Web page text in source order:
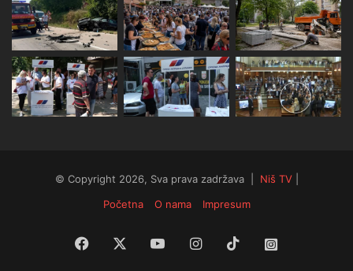
© Copyright 2026, Sva prava zadržava | Niš TV|
Početna
O nama Impresum
Facebook YouTubeInstagram
TikTok